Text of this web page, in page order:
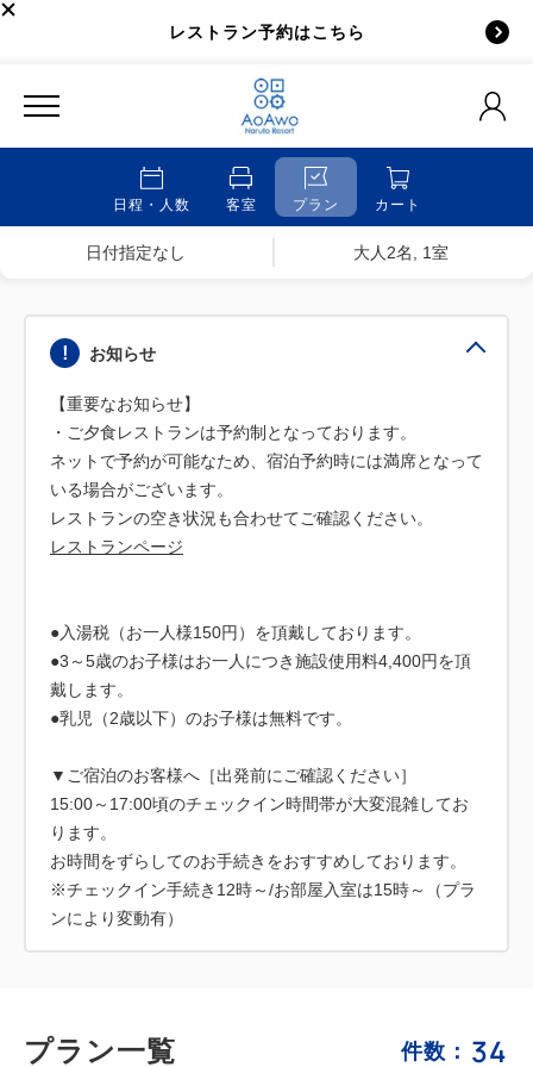
レストラン予約はこちら
日程・人数 客室 プラン カート
日付指定なし 大人2名, 1室
お知らせ
【重要なお知らせ】
・ご夕食レストランは予約制となっております。
ネットで予約が可能なため、宿泊予約時には満席となって
いる場合がございます。
レストランページ
●入湯税（お一人様150円）を頂戴しております。
●3～5歳のお子様はお一人につき施設使用料4,400円を頂
戴します。
●乳児（2歳以下）のお子様は無料です。
▼ご宿泊のお客様へ［出発前にご確認ください］
15:00～17:00頃のチェックイン時間帯が大変混雑してお
ります。
お時間をずらしてのお手続きをおすすめしております。
※チェックイン手続き12時～/お部屋入室は15時～（プラ
ンにより変動有）
プラン一覧 件数： 34